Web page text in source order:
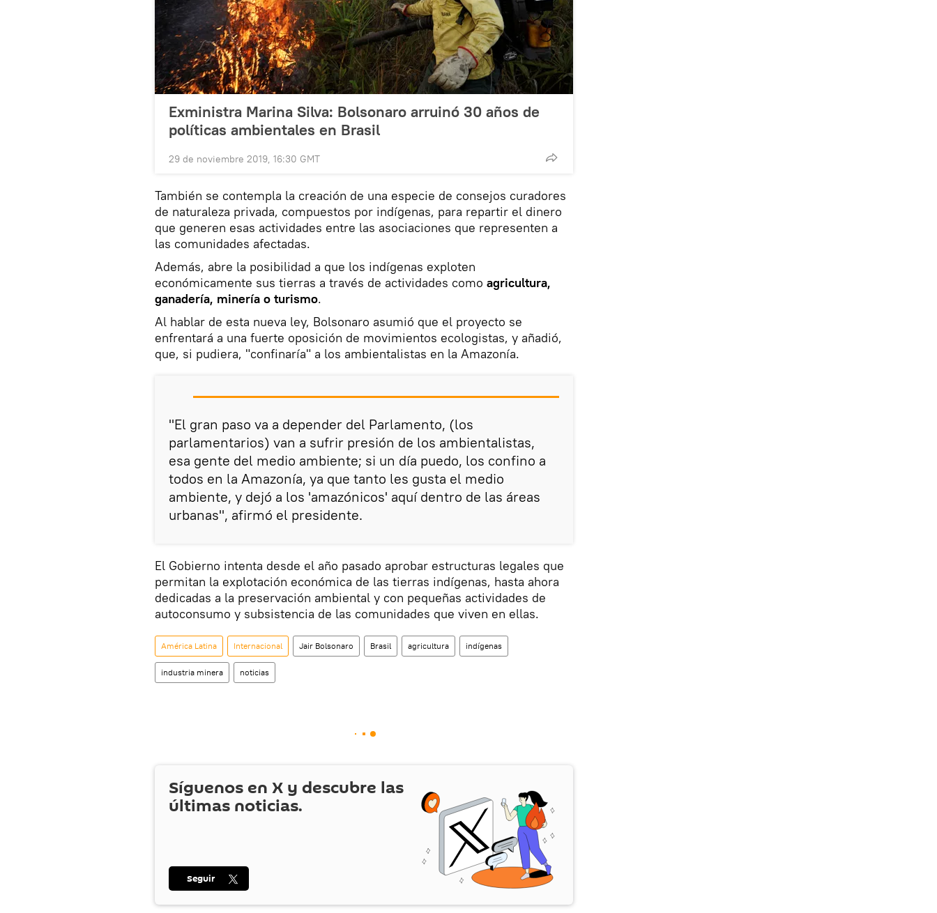
Exministra Marina Silva: Bolsonaro arruinó 30 años de
políticas ambientales en Brasil
29 de noviembre 2019, 16:30 GMT
También se contempla la creación de una especie de consejos curadores
de naturaleza privada, compuestos por indígenas, para repartir el dinero
que generen esas actividades entre las asociaciones que representen a
las comunidades afectadas.
Además, abre la posibilidad a que los indígenas exploten
económicamente sus tierras a través de actividades como agricultura,
ganadería, minería o turismo.
Al hablar de esta nueva ley, Bolsonaro asumió que el proyecto se
enfrentará a una fuerte oposición de movimientos ecologistas, y añadió,
que, si pudiera, "confinaría" a los ambientalistas en la Amazonía.
"El gran paso va a depender del Parlamento, (los
parlamentarios) van a sufrir presión de los ambientalistas,
esa gente del medio ambiente; si un día puedo, los confino a
todos en la Amazonía, ya que tanto les gusta el medio
ambiente, y dejó a los 'amazónicos' aquí dentro de las áreas
urbanas", afirmó el presidente.
El Gobierno intenta desde el año pasado aprobar estructuras legales que
permitan la explotación económica de las tierras indígenas, hasta ahora
dedicadas a la preservación ambiental y con pequeñas actividades de
autoconsumo y subsistencia de las comunidades que viven en ellas.
América Latina Internacional Jair Bolsonaro Brasil agricultura indígenas
industria minera noticias
Síguenos en X y descubre las
últimas noticias.
Seguir